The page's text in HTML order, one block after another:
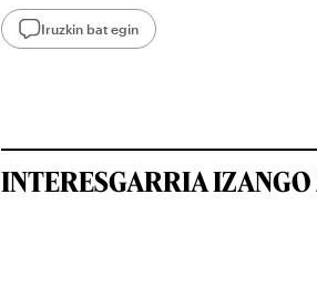
Iruzkin bat egin
INTERESGARRIA